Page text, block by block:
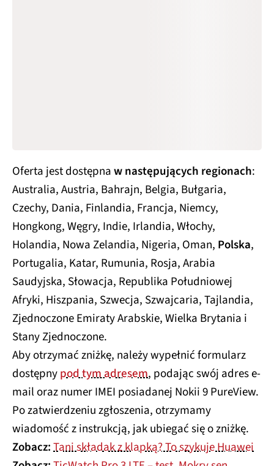
Oferta jest dostępnaw następujących regionach:
Australia, Austria, Bahrajn, Belgia, Bułgaria,
Czechy, Dania, Finlandia, Francja, Niemcy,
Hongkong, Węgry, Indie, Irlandia, Włochy,
Holandia, Nowa Zelandia, Nigeria, Oman, Polska,
Portugalia, Katar, Rumunia, Rosja, Arabia
Saudyjska, Słowacja, Republika Południowej
Afryki, Hiszpania, Szwecja, Szwajcaria, Tajlandia,
Zjednoczone Emiraty Arabskie, Wielka Brytania i
Stany Zjednoczone.
Aby otrzymać zniżkę, należy wypełnić formularz
dostępnypod tym adresem, podając swój adres e-
mail oraz numer IMEI posiadanej Nokii 9 PureView.
Po zatwierdzeniu zgłoszenia, otrzymamy
wiadomość z instrukcją, jak ubiegać się o zniżkę.
Zobacz:Tani składak z klapką? To szykuje Huawei